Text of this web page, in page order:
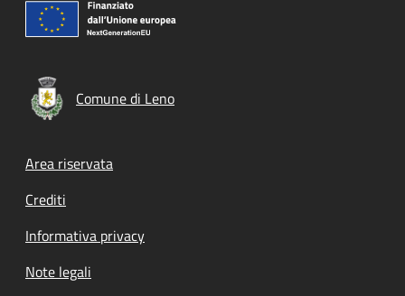
Comune di Leno
Footer menu
Area riservata
Crediti
Informativa privacy
Note legali